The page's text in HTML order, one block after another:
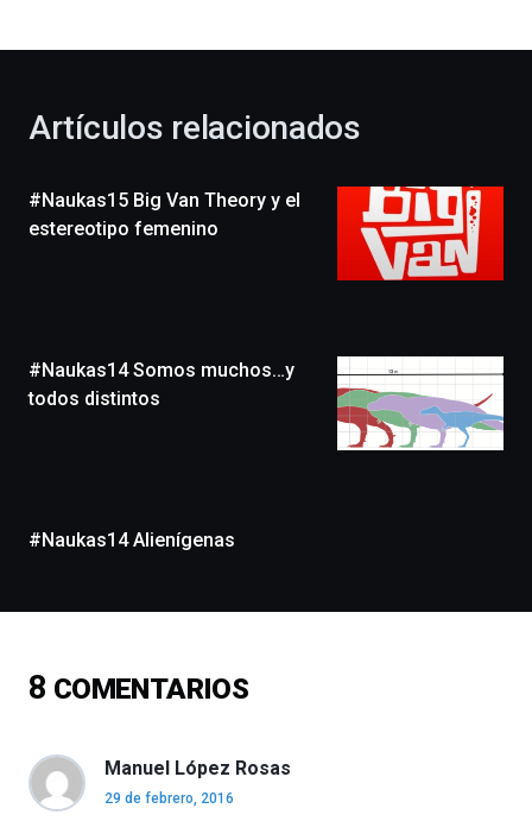
celebración
novena
edición
un
festival
monólogos,
de
ciencia
de
septiembre
Artículos relacionados
#Naukas15 Big Van Theory y el
estereotipo femenino
#Naukas14 Somos muchos…y
todos distintos
#Naukas14 Alienígenas
8 COMENTARIOS
Manuel López Rosas
29 de febrero, 2016